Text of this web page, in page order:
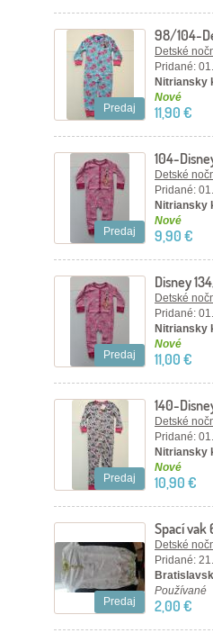
Predaj
98/104-
Frozen.
Detské
Pridané:
Nitriansky
Nové
11,90 €
Predaj
104-
Detské
Pridané:
Nitriansky
Nové
9,90 €
Predaj
Disney
Detské
Pridané:
Nitriansky
Nové
11,00 €
Predaj
140-
pyžamko.
Detské
Pridané:
Nitriansky
Nové
10,90 €
Predaj
Spací
Detské
Pridané:
Používané
2,00 €